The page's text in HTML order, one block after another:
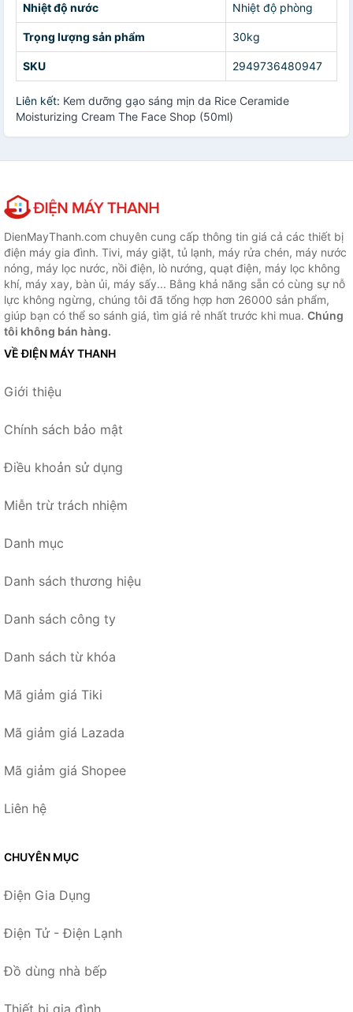
Nhiệt độ nước Nhiệt độ phòng
Trọng lượng sản phẩm 30kg
SKU 2949736480947
Liên kết: Kem dưỡng gạo sáng mịn da Rice Ceramide
Moisturizing Cream The Face Shop (50ml)
DienMayThanh.com chuyên cung cấp thông tin giá cả các thiết bị
điện máy gia đình. Tivi, máy giặt, tủ lạnh, máy rửa chén, máy nước
nóng, máy lọc nước, nồi điện, lò nướng, quạt điện, máy lọc không
khí, máy xay, bàn ủi, máy sấy... Bằng khả năng sẵn có cùng sự nỗ
lực không ngừng, chúng tôi đã tổng hợp hơn 26000 sản phẩm,
giúp bạn có thể so sánh giá, tìm giá rẻ nhất trước khi mua. Chúng
tôi không bán hàng.
VỀ ĐIỆN MÁY THANH
Giới thiệu
Chính sách bảo mật
Điều khoản sử dụng
Miễn trừ trách nhiệm
Danh mục
Danh sách thương hiệu
Danh sách công ty
Danh sách từ khóa
Mã giảm giá Tiki
Mã giảm giá Lazada
Mã giảm giá Shopee
Liên hệ
CHUYÊN MỤC
Điện Gia Dụng
Điện Tử - Điện Lạnh
Đồ dùng nhà bếp